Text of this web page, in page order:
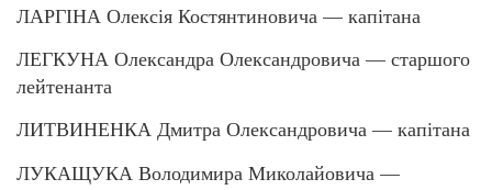
ЛАРГІНА Олексія Костянтиновича — капітана
ЛЕГКУНА Олександра Олександровича — старшого
лейтенанта
ЛИТВИНЕНКА Дмитра Олександровича — капітана
ЛУКАЩУКА Володимира Миколайовича —